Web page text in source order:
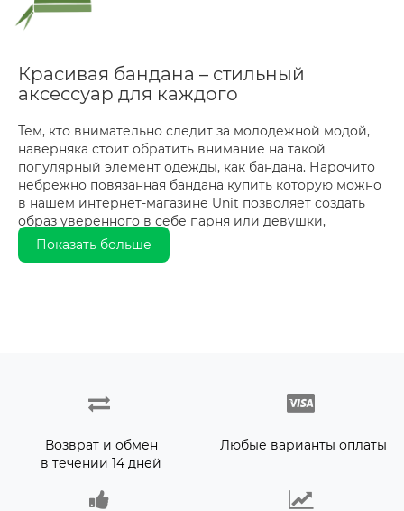
Красивая бандана – стильный
аксессуар для каждого
Тем, кто внимательно следит за молодежной модой,
наверняка стоит обратить внимание на такой
популярный элемент одежды, как бандана. Нарочито
небрежно повязанная бандана купить которую можно
в нашем интернет-магазине Unit позволяет создать
образ уверенного в себе парня или девушки,
которым важно утвердить себя среди друзей.
эта деталь вашего повседневного костюма позволяет
удерживать длинные волосы, не давая спадать им на
лоб и закрывать глаза во время занятий спортом или
просто при активном времяпрепровождении. Если
Показать больше
Возврат и обмен
в течении 14 дней
Любые варианты оплаты